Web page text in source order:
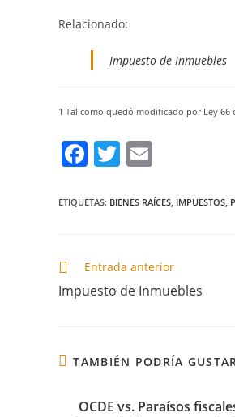
Relacionado:
Impuesto de Inmuebles
1 Tal como quedó modificado por Ley 66
F
c
b
o
T
itt ai
ETIQUETAS: BIENES RAÍCES, IMPUESTOS,
Entrada anterior
Impuesto de Inmuebles
TAMBIÉN PODRÍA
OCDE vs. Paraísos